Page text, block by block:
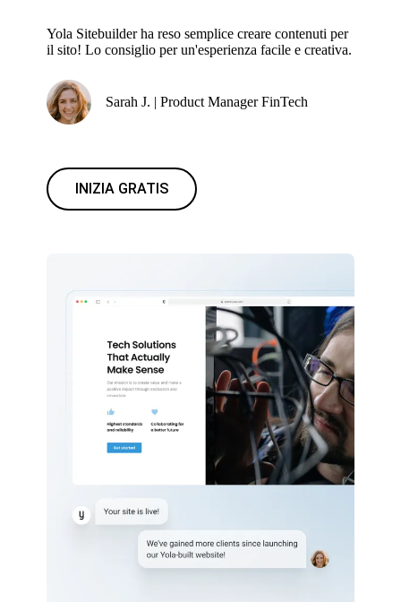
Yola Sitebuilder ha reso semplice creare contenuti per
il sito! Lo consiglio per un'esperienza facile e creativa.
Sarah J. | Product Manager FinTech
INIZIA GRATIS